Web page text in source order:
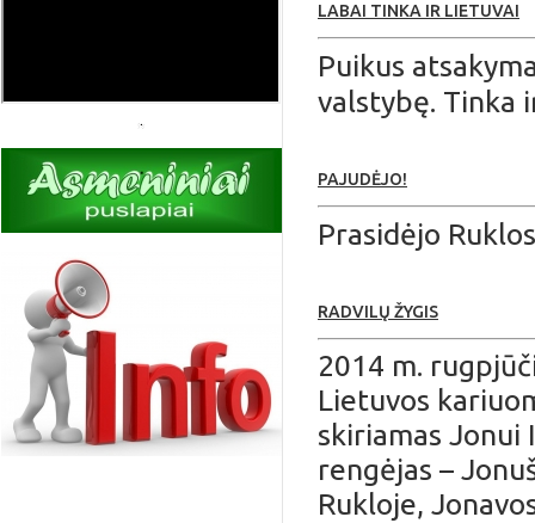
LABAI TINKA IR LIETUVAI
Puikus
valstybę. Tinka
PAJUDĖJO!
Prasidėjo
RADVILŲ ŽYGIS
2014 m.
Lietuvos
skiriamas Jonui
rengėjas –
Rukloje,